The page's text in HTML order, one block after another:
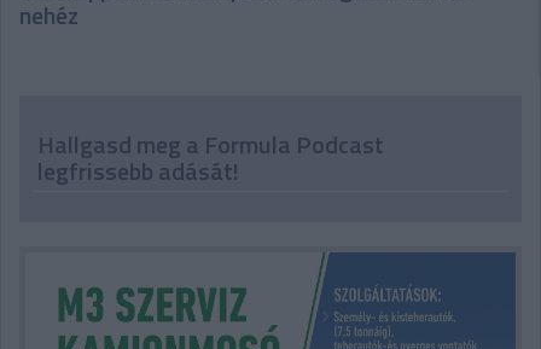
nehéz
Hallgasd meg a Formula Podcast
legfrissebb adását!